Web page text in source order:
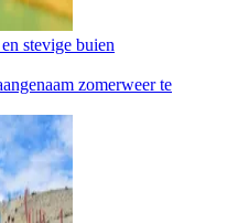
stevige buien
zomerweer te